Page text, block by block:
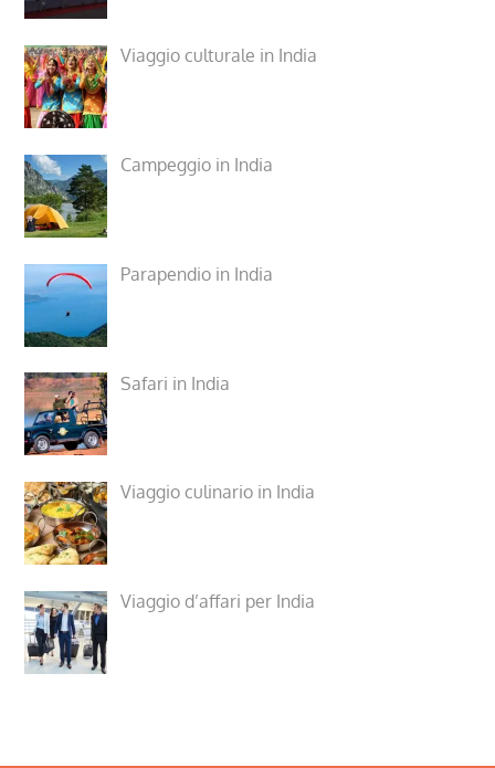
Viaggio culturale in India
Campeggio in India
Parapendio in India
Safari in India
Viaggio culinario in India
Viaggio d’affari per India